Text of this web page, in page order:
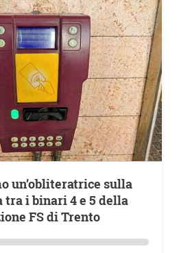
tra i binari 4 e 5 della
FS di Trento